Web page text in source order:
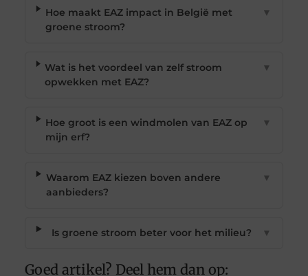
Hoe maakt EAZ impact in België met
groene stroom?
▼
Wat is het voordeel van zelf stroom
opwekken met EAZ?
▼
Hoe groot is een windmolen van EAZ op
mijn erf?
▼
Waarom EAZ kiezen boven andere
aanbieders?
▼
Is groene stroom beter voor het milieu? ▼
Goed artikel? Deel hem dan op: